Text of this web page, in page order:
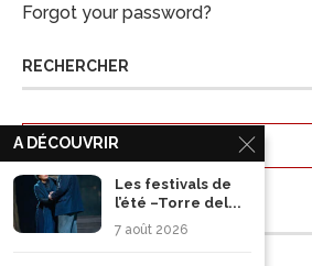
Forgot your password?
RECHERCHER
ARCHIVES
A DÉCOUVRIR
Les festivals de
l’été –Torre del...
7 août 2026